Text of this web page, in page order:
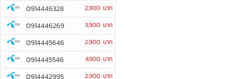
0914446328 2,900 บาท
0914446269 3,900 บาท
0914445646 2,900 บาท
0914445546 4,900 บาท
0914442995 2,900 บาท